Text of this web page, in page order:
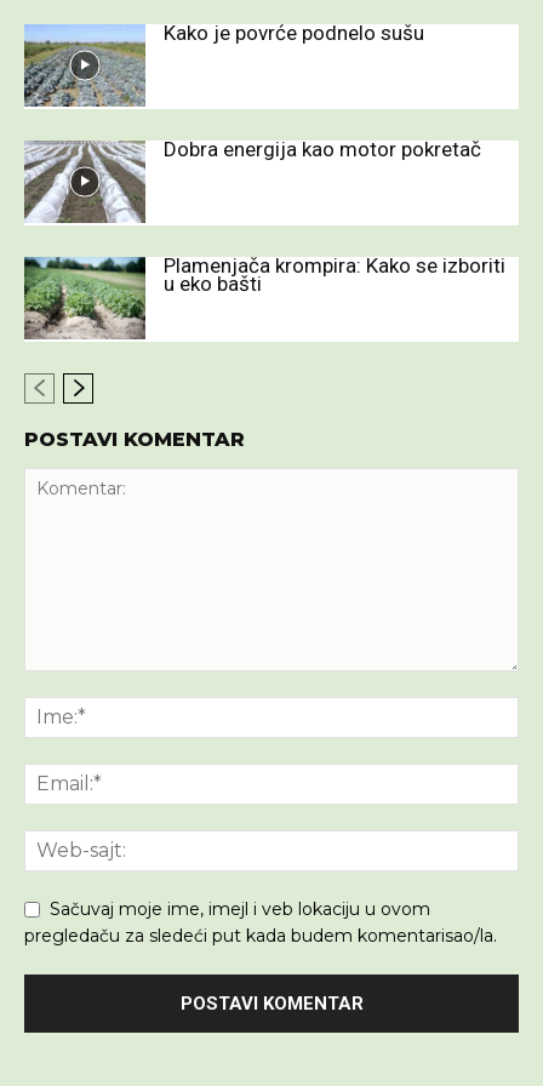
Kako je povrće podnelo sušu
Dobra energija kao motor pokretač
Plamenjača krompira: Kako se izboriti
u eko bašti
POSTAVI KOMENTAR
Sačuvaj moje ime, imejl i veb lokaciju u ovom
pregledaču za sledeći put kada budem komentarisao/la.